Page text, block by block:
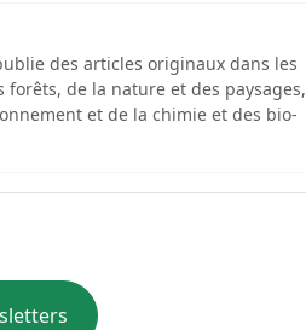
des articles originaux dans les
de la nature et des paysages,
et de la chimie et des bio-